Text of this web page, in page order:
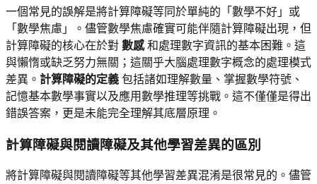
一個常見的誤解是將計算障礙等同於單純的「數學不好」或
「數學焦慮」。儘管數學焦慮確實可能伴隨計算障礙出現，但
計算障礙的核心在於對 數感和處理數字資訊的基本困難。這
與懶惰或缺乏努力無關；這關乎大腦處理數字概念的處理模式
差異。 計算障礙的定義 包括諸如理解數量、掌握數學符號、
記憶基本數學事實以及應用數學推理等挑戰。這不僅僅是得出
錯誤答案，更是未能完全理解其底層原理。
計算障礙與閱讀障礙及其他學習差異的區別
將計算障礙與閱讀障礙等其他學習差異混淆是很常見的。儘管